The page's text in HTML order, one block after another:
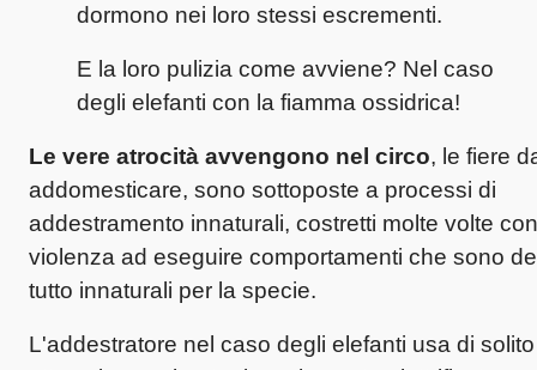
dormono nei loro stessi escrementi.
E la loro pulizia come avviene? Nel caso
degli elefanti con la fiamma ossidrica!
Le vere atrocità avvengono nel circo, le fiere
addomesticare, sono sottoposte a processi di
addestramento innaturali, costretti molte volte con
violenza ad eseguire comportamenti che sono
tutto innaturali per la specie.
L'addestratore nel caso degli elefanti usa di solito